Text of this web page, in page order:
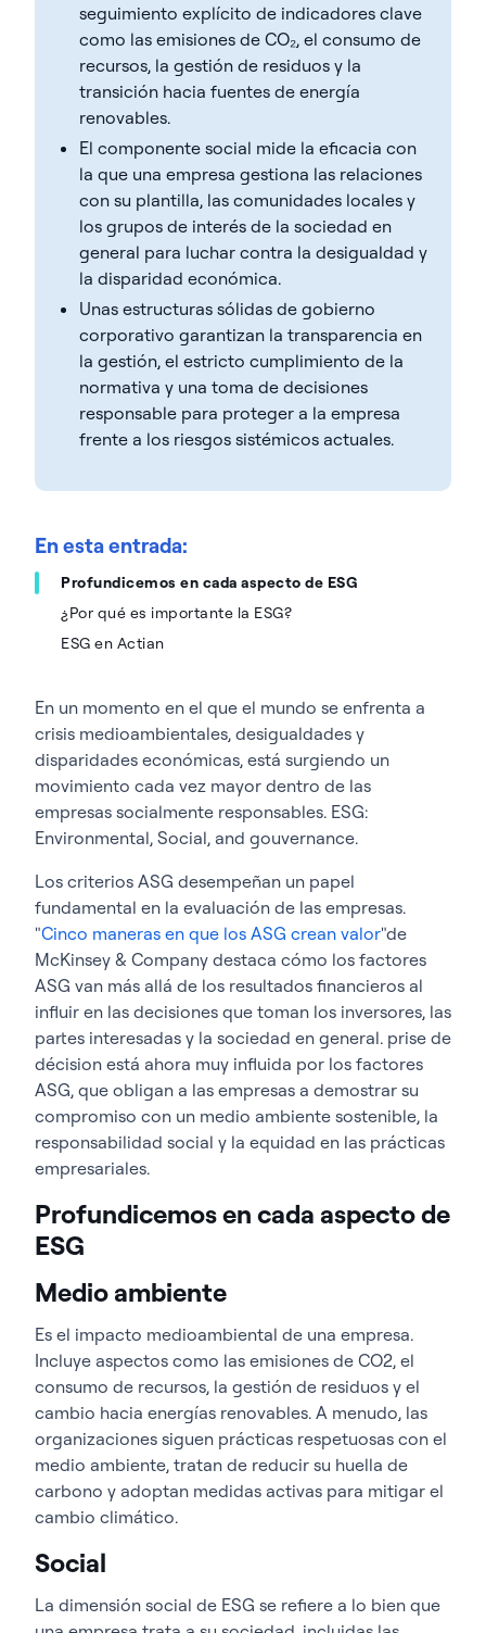
seguimiento explícito de indicadores clave
como las emisiones de CO₂, el consumo de
recursos, la gestión de residuos y la
transición hacia fuentes de energía
renovables.
El componente social mide la eficacia con
la que una empresa gestiona las relaciones
con su plantilla, las comunidades locales y
los grupos de interés de la sociedad en
general para luchar contra la desigualdad y
la disparidad económica.
Unas estructuras sólidas de gobierno
corporativo garantizan la transparencia en
la gestión, el estricto cumplimiento de la
normativa y una toma de decisiones
responsable para proteger a la empresa
frente a los riesgos sistémicos actuales.
En esta entrada:
Profundicemos en cada aspecto de ESG
¿Por qué es importante la ESG?
ESG en Actian
En un momento en el que el mundo se enfrenta a
crisis medioambientales, desigualdades y
disparidades económicas, está surgiendo un
movimiento cada vez mayor dentro de las
empresas socialmente responsables. ESG:
Environmental, Social, and gouvernance.
Los criterios ASG desempeñan un papel
fundamental en la evaluación de las empresas.
"Cinco maneras en que los ASG crean valor"de
McKinsey & Company destaca cómo los factores
ASG van más allá de los resultados financieros al
influir en las decisiones que toman los inversores, las
partes interesadas y la sociedad en general. prise de
décision está ahora muy influida por los factores
ASG, que obligan a las empresas a demostrar su
compromiso con un medio ambiente sostenible, la
responsabilidad social y la equidad en las prácticas
empresariales.
Profundicemos en cada aspecto de
ESG
Medio ambiente
Es el impacto medioambiental de una empresa.
Incluye aspectos como las emisiones de CO2, el
consumo de recursos, la gestión de residuos y el
cambio hacia energías renovables. A menudo, las
organizaciones siguen prácticas respetuosas con el
medio ambiente, tratan de reducir su huella de
carbono y adoptan medidas activas para mitigar el
cambio climático.
Social
La dimensión social de ESG se refiere a lo bien que